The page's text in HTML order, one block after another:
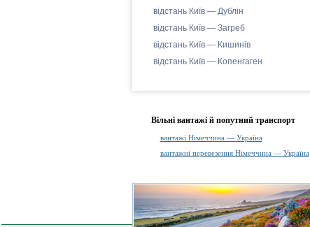
відстань Київ — Дублін
відстань Київ — Загреб
відстань Київ — Кишинів
відстань Київ — Копенгаген
Вільні вантажі й попутний транспорт
вантажі Німеччина — Україна
вантажні перевезення Німеччина — Україна